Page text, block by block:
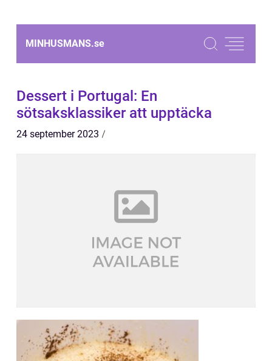
MINHUSMANS.se
Dessert i Portugal: En
sötsaksklassiker att upptäcka
24 september 2023